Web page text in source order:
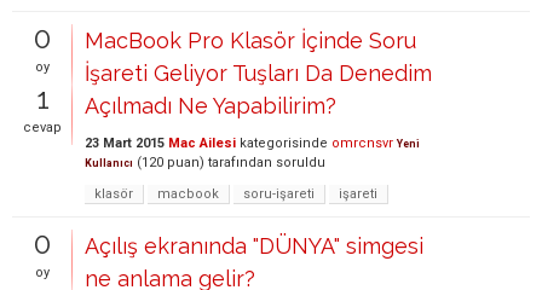
0
oy
1
cevap
MacBook Pro Klasör İçinde Soru
İşareti Geliyor Tuşları Da Denedim
Açılmadı Ne Yapabilirim?
23 Mart 2015 Mac Ailesi kategorisinde omrcnsvr Yeni
Kullanıcı (120 puan) tarafından soruldu
klasör
macbook soru-işareti işareti
0
oy
Açılış ekranında "DÜNYA" simgesi
ne anlama gelir?